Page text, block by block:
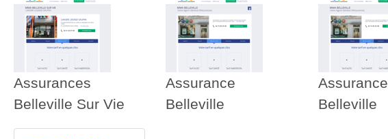
Assurances
Belleville Sur Vie
Assurance
Belleville
Belleville